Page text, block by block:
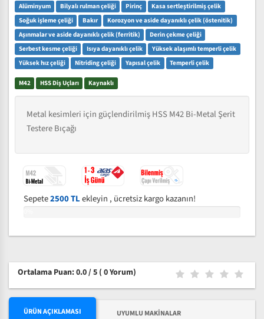
Alüminyum Bilyalı rulman çeliği Pirinç
Kasa sertleştirilmiş çelik
Soğuk işleme çeliği
Bakır
Korozyon ve aside dayanıklı çelik (östenitik)
Aşınmalar ve aside dayanıklı çelik (ferritik)
Derin çekme çeliği
Serbest kesme çeliği
Isıya dayanıklı çelik
Yüksek alaşımlı temperli çelik
Yüksek hız çeliği
Nitriding çeliği Yapısal çelik Temperli çelik
M42 HSS Diş Uçları Kaynaklı
Metal kesimleri için güçlendirilmiş HSS M42 Bi-Metal Şerit
Testere Bıçağı
Sepete2500 TLekleyin , ücretsiz kargo kazanın!
Ortalama Puan: 0.0 / 5 ( 0 Yorum)
ÜRÜN AÇIKLAMASI UYUMLU MAKINALAR